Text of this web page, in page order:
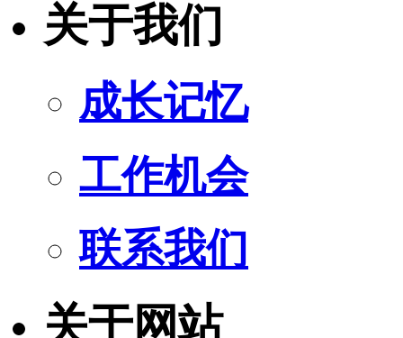
关于我们
成长记忆
工作机会
联系我们
关于网站